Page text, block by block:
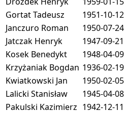
Gortat Tadeusz
1951-10-12
Janczuro Roman
1950-07-24
Jatczak Henryk
1947-09-21
Kosek Benedykt
1948-04-09
Krzyżaniak Bogdan 1936-02-19
Kwiatkowski Jan
1950-02-05
Lalicki Stanisław
1945-04-08
Pakulski Kazimierz 1942-12-11